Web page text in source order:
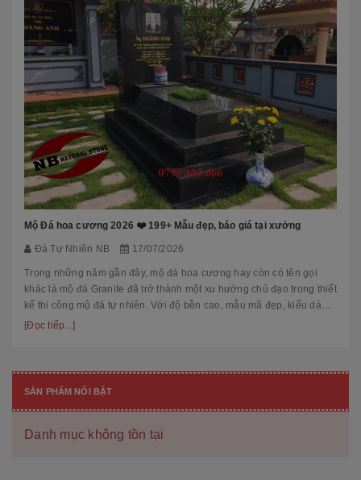
Mộ Đá hoa cương 2026 ❤️ 199+ Mẫu đẹp, báo giá tại xưởng
Đá Tự Nhiên NB 17/07/2026
Trong những năm gần đây, mộ đá hoa cương hay còn có tên gọi
khác là mộ đá Granite đã trở thành một xu hướng chủ đạo trong thiết
kế thi công mộ đá tự nhiên. Với độ bền cao, mẫu mã đẹp, kiểu dáng
hiệ...
[Đọc tiếp...]
SẢN PHẨM NỔI BẬT
Danh mục không tồn tại